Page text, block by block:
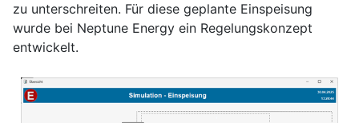
zu unterschreiten. Für diese geplante Einspeisung
wurde bei Neptune Energy ein Regelungskonzept
entwickelt.